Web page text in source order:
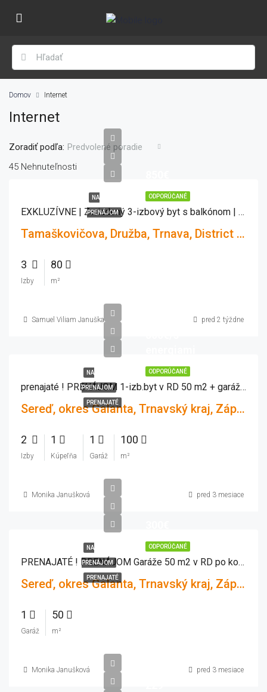
Domov Internet
Internet
45 Nehnuteľnosti
Zoradiť podľa: Predvolené poradie
ODPORÚČANÉ
NA
PRENÁJOM EXKLUZÍVNE | Zariadený 3-izbový byt s balkónom | Tamaškovičova, Trnava
Tamaškovičova, Družba, Trnava, District of Trnava, Region of Trnava, 917 01, Slovakia
3
Izby
80
m²
Samuel Viliam Januška pred 2 týždne
ODPORÚČANÉ
NA
PRENÁJOM
PRENAJATÉ
prenajaté ! PRENÁJOM 1-izb.byt v RD 50 m2 + garáž 50 m2, parkovacie miesta
Sereď, okres Galanta, Trnavský kraj, Západné Slovensko, 926 01, Slovensko
2
Izby
1
Kúpeľňa
1
Garáž
100
m²
Monika Janušková pred 3 mesiace
ODPORÚČANÉ
NA
PRENÁJOM
PRENAJATÉ
PRENAJATÉ ! PRENÁJOM Garáže 50 m2 v RD po kompletnej rekonštrukcii
Sereď, okres Galanta, Trnavský kraj, Západné Slovensko, 926 01, Slovensko
1
Garáž
50
m²
Monika Janušková pred 3 mesiace